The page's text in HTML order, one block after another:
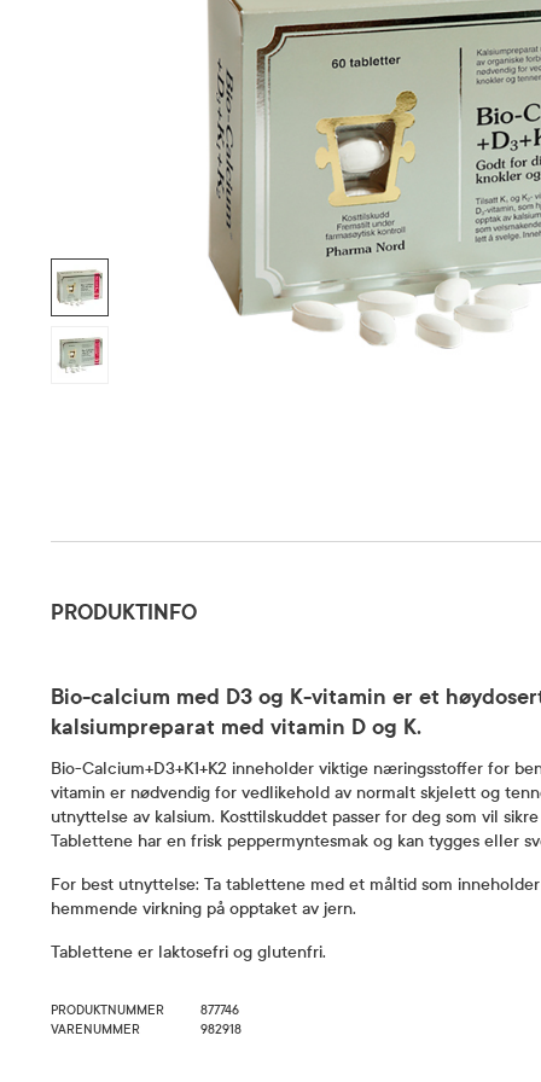
PRODUKTINFO
Bio-calcium med D3 og K-vitamin er et
kalsiumpreparat med vitamin D og K.
Bio-Calcium+D3+K1+K2 inneholder viktige næringsstoffer for
vitamin er nødvendig for vedlikehold av normalt skjelett og
utnyttelse av kalsium. Kosttilskuddet passer for deg som vil
Tablettene har en frisk peppermyntesmak og kan tygges eller
For best utnyttelse: Ta tablettene med et måltid som
hemmende virkning på opptaket av jern.
Tablettene er laktosefri og glutenfri.
PRODUKTNUMMER
877746
VARENUMMER
982918